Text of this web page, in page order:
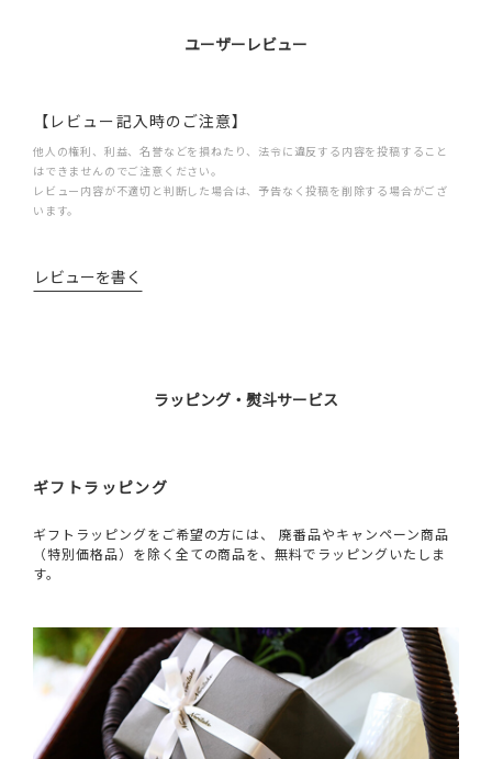
ユーザーレビュー
【レビュー記入時のご注意】
他人の権利、利益、名誉などを損ねたり、法令に違反する内容を投稿すること
はできませんのでご注意ください。
レビュー内容が不適切と判断した場合は、予告なく投稿を削除する場合がござ
います。
レビューを書く
ラッピング・熨斗サービス
ギフトラッピング
ギフトラッピングをご希望の方には、 廃番品やキャンペーン商品
（特別価格品）を除く全ての商品を、無料でラッピングいたしま
す。